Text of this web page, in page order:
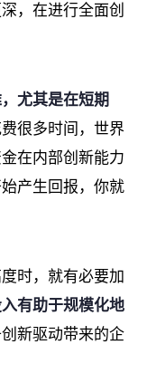
，在进行全面创
尤其是在短期
很多时间，世界
在内部创新能力
产生回报，你就
时，就有必要加
有助于规模化地
新驱动带来的企